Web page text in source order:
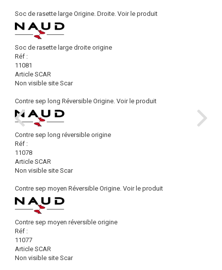
Soc de rasette large Origine. Droite. Voir le produit
Soc de rasette large droite origine
Réf :
11081
Article SCAR
Non visible site Scar
Contre sep long Réversible Origine. Voir le produit
Contre sep long réversible origine
Réf :
11078
Article SCAR
Non visible site Scar
Contre sep moyen Réversible Origine. Voir le produit
Contre sep moyen réversible origine
Réf :
11077
Article SCAR
Non visible site Scar